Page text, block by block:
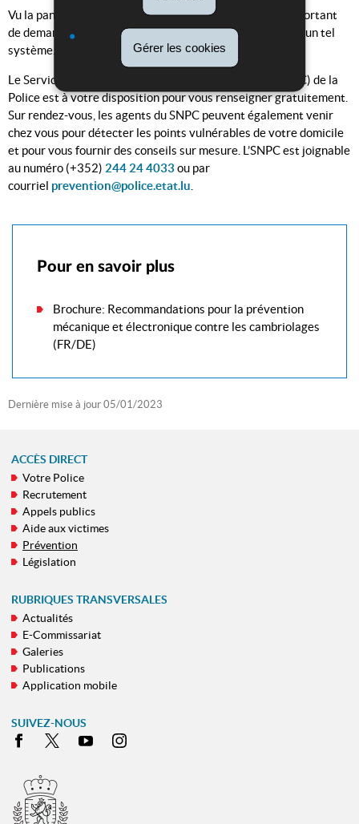
Gérer les cookies
Vu la panoplie de systèmes d’alarme différents, il est important
de demander des conseils avant l’achat et l’installation d’un tel
système.
Le Service national de prévention de la criminalité (SNPC) de la
Police est à votre disposition pour vous renseigner gratuitement.
Sur rendez-vous, les agents du SNPC peuvent également venir
chez vous pour détecter les points vulnérables de votre domicile
et pour vous fournir des conseils sur mesure. L’SNPC est joignable
au numéro (+352) 244 24 4033ou par
courriel prevention@police.etat.lu
Pour en savoir plus
Brochure: Recommandations pour la prévention
mécanique et électronique contre les cambriolages
(FR/DE)
Dernière mise à jour 05/01/2023
MENU
DE
NAVIGATION
ACCÈS DIRECT
Votre Police
Recrutement
Appels publics
Aide aux victimes
Prévention
Législation
RUBRIQUES TRANSVERSALES
Actualités
E-Commissariat
Galeries
Publications
Application mobile
SUIVEZ-NOUS
Facebook
X Youtube